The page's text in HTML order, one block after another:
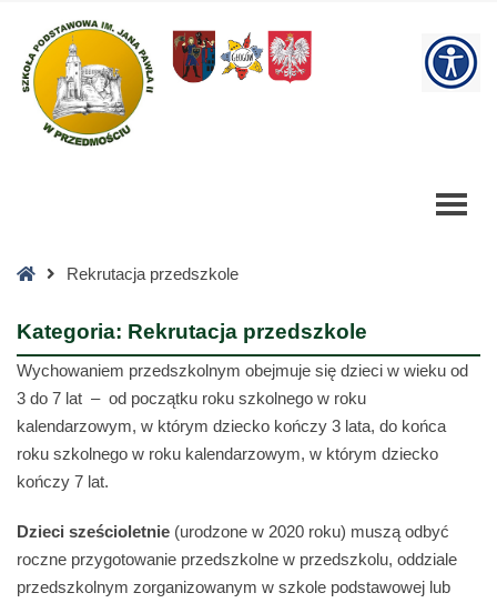
przedszkole
Archives
Szkoła
Podstawowa
StronaRekrutacja przedszkole
Kategoria: Rekrutacja przedszkole
Wychowaniem przedszkolnym obejmuje się dzieci w wieku od
3 do 7 lat – od początku roku szkolnego w roku
kalendarzowym, w którym dziecko kończy 3 lata, do końca
roku szkolnego w roku kalendarzowym, w którym dziecko
kończy 7 lat.
Dzieci sześcioletnie (urodzone w 2020 roku) muszą odbyć
roczne przygotowanie przedszkolne w przedszkolu, oddziale
przedszkolnym zorganizowanym w szkole podstawowej lub